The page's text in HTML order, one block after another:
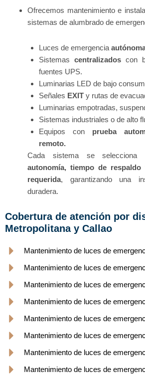
Ofrecemos mantenimiento e
sistemas de alumbrado de
Luces de emergencia
Sistemas centralizadoscon
fuentes UPS.
Luminarias LED de bajo
Señales EXITy rutas de
Luminarias empotradas,
Sistemas industriales o de alto
Equipos con prueba
remoto.
Cada sistema se
autonomía, tiempo de
requerida, garantizando una
duradera.
Cobertura de atención por
Metropolitana y Callao
Mantenimiento de luces de
Mantenimiento de luces de
Mantenimiento de luces de
Mantenimiento de luces de
Mantenimiento de luces de
Mantenimiento de luces de
Mantenimiento de luces de
Mantenimiento de luces de